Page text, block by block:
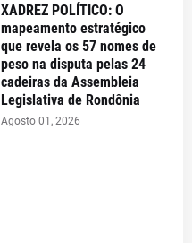
XADREZ POLÍTICO: O
mapeamento estratégico
que revela os 57 nomes de
peso na disputa pelas 24
cadeiras da Assembleia
Legislativa de Rondônia
Agosto 01, 2026